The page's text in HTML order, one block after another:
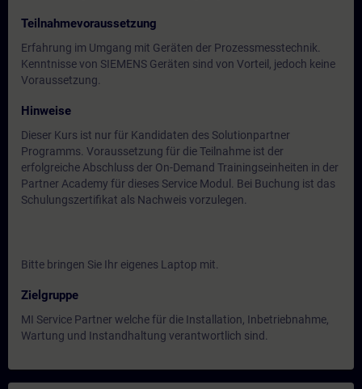
Teilnahmevoraussetzung
Erfahrung im Umgang mit Geräten der Prozessmesstechnik.
Kenntnisse von SIEMENS Geräten sind von Vorteil, jedoch keine
Voraussetzung.
Hinweise
Dieser Kurs ist nur für Kandidaten des Solutionpartner
Programms. Voraussetzung für die Teilnahme ist der
erfolgreiche Abschluss der On-Demand Trainingseinheiten in der
Partner Academy für dieses Service Modul. Bei Buchung ist das
Schulungszertifikat als Nachweis vorzulegen.
Bitte bringen Sie Ihr eigenes Laptop mit.
Zielgruppe
MI Service Partner welche für die Installation, Inbetriebnahme,
Wartung und Instandhaltung verantwortlich sind.